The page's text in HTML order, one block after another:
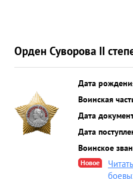
Орден Суворова II
Дата
Воинская
Дата
Дата
Воинское
Новое